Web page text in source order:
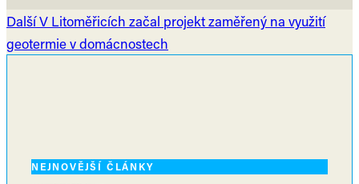
DalšíV Litoměřicích začal projekt zaměřený na využití
geotermie v domácnostech
NEJNOVĚJŠÍ ČLÁNKY